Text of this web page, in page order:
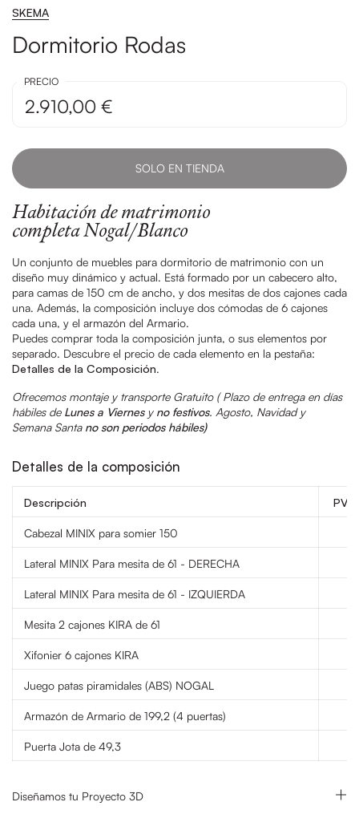
SKEMA
Dormitorio Rodas
PRECIO
2.910,00 €
SOLO EN TIENDA
Habitación de matrimonio
completa Nogal/Blanco
Un conjunto de muebles para dormitorio de matrimonio con un
diseño muy dinámico y actual. Está formado por un cabecero alto,
para camas de 150 cm de ancho, y dos mesitas de dos cajones cada
una. Además, la composición incluye dos cómodas de 6 cajones
cada una, y el armazón del Armario.
Puedes comprar toda la composición junta, o sus elementos por
separado. Descubre el precio de cada elemento en la pestaña:
Detalles de la Composición.
Ofrecemos montaje y transporte Gratuito ( Plazo de entrega en días
hábiles de Lunes a Viernesy no festivos. Agosto, Navidad y
Semana Santa no son periodos hábiles)
Detalles de la composición
Descripción PVP
Cabezal MINIX para somier 150
Lateral MINIX Para mesita de 61 - DERECHA
Lateral MINIX Para mesita de 61 - IZQUIERDA
Mesita 2 cajones KIRA de 61
Xifonier 6 cajones KIRA
Juego patas piramidales (ABS) NOGAL
Armazón de Armario de 199,2 (4 puertas)
Puerta Jota de 49,3
Diseñamos tu Proyecto 3D